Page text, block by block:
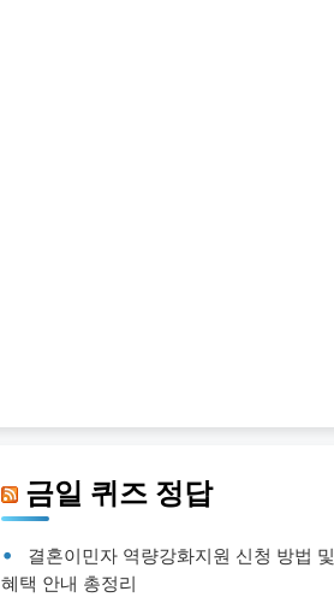
금일 퀴즈 정답
결혼이민자 역량강화지원 신청 방법 및
혜택 안내 총정리